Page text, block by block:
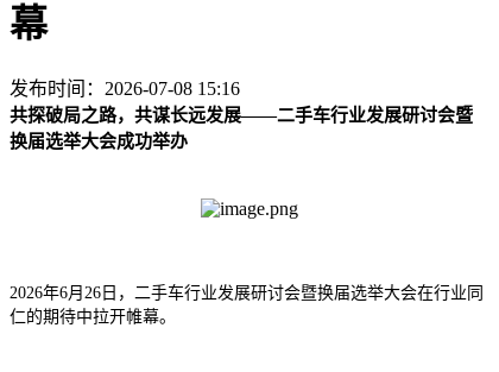
幕
发布时间：2026-07-08 15:16
共探破局之路，共谋长远发展——二手车行业发展研讨会暨
换届选举大会成功举办
2026年6月26日，二手车行业发展研讨会暨换届选举大会在行业同
仁的期待中拉开帷幕。